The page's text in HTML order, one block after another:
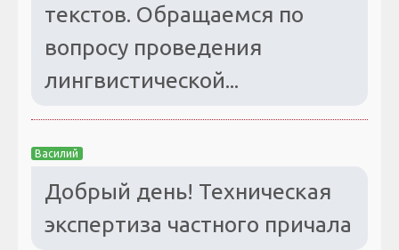
текстов. Обращаемся по
вопросу проведения
лингвистической...
Василий
Добрый день! Техническая
экспертиза частного причала